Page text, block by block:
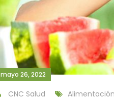
mayo 26, 2022
CNC Salud